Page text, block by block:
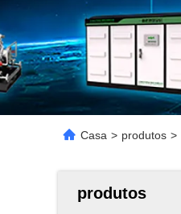
Casa > produtos >
produtos